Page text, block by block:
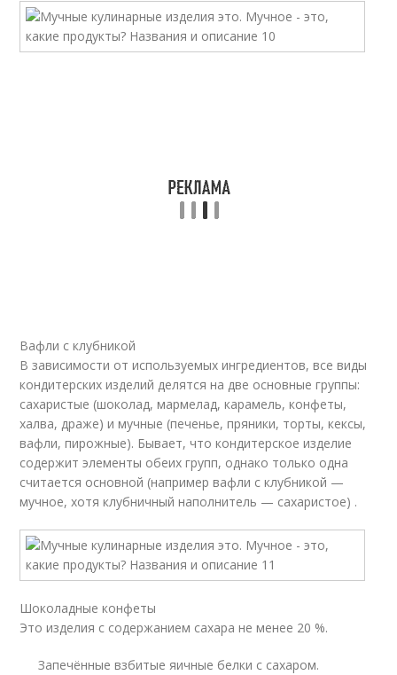
Вафли с клубникой
В зависимости от используемых ингредиентов, все виды
кондитерских изделий делятся на две основные группы:
сахаристые (шоколад, мармелад, карамель, конфеты,
халва, драже) и мучные (печенье, пряники, торты, кексы,
вафли, пирожные). Бывает, что кондитерское изделие
содержит элементы обеих групп, однако только одна
считается основной (например вафли с клубникой —
мучное, хотя клубничный наполнитель — сахаристое) .
Шоколадные конфеты
Это изделия с содержанием сахара не менее 20 %.
Запечённые взбитые яичные белки с сахаром.